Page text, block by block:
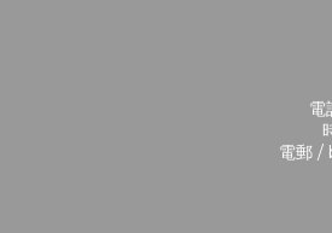
電
電郵